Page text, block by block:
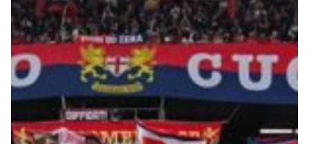
Prima squadra
Genoa for Special
Training
Rappresentanza
Kit Gara 25/26